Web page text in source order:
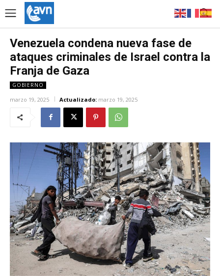
Venezuela condena nueva fase de
ataques criminales de Israel contra la
Franja de Gaza
GOBIERNO
marzo 19, 2025 Actualizado: marzo 19, 2025